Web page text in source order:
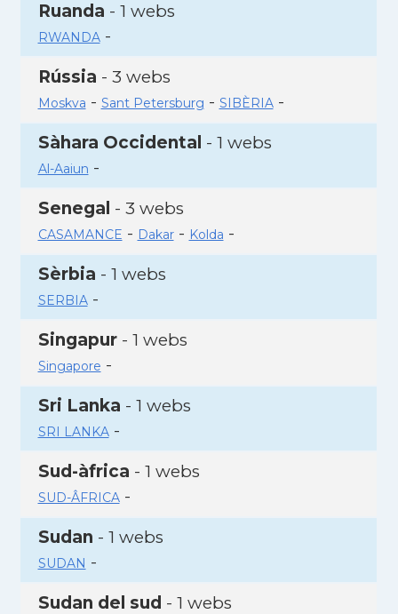
Ruanda - 1 webs
RWANDA-
Rússia - 3 webs
Moskva - Sant Petersburg - SIBÈRIA-
Sàhara Occidental - 1 webs
Al-Aaiun -
Senegal - 3 webs
CASAMANCE - Dakar- Kolda -
Sèrbia - 1 webs
SERBIA-
Singapur- 1 webs
Singapore -
Sri Lanka - 1 webs
SRI LANKA-
Sud-àfrica - 1 webs
SUD-ÂFRICA-
Sudan - 1 webs
SUDAN -
Sudan del sud - 1 webs